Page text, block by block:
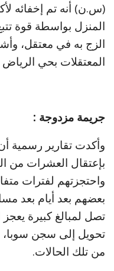
(س.ن) أنه تم إخفائه
المنزل بواسطة قوة
الزج به في معتقل،
المعتقلات بحي
جريمة مزدوجة :
وأكدت تقارير رسمية
بإعتقال العشرات من
واحتجزتهم لفترات
بعضهم بعد أيام بعد
تصل لمبالغ كبيرة
تحويل إلى سجن سوبا،
من تلك الحالات.